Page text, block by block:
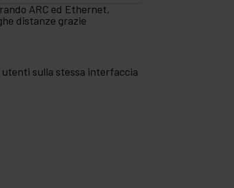
ARC ed Ethernet,
distanze grazie
sulla stessa interfaccia